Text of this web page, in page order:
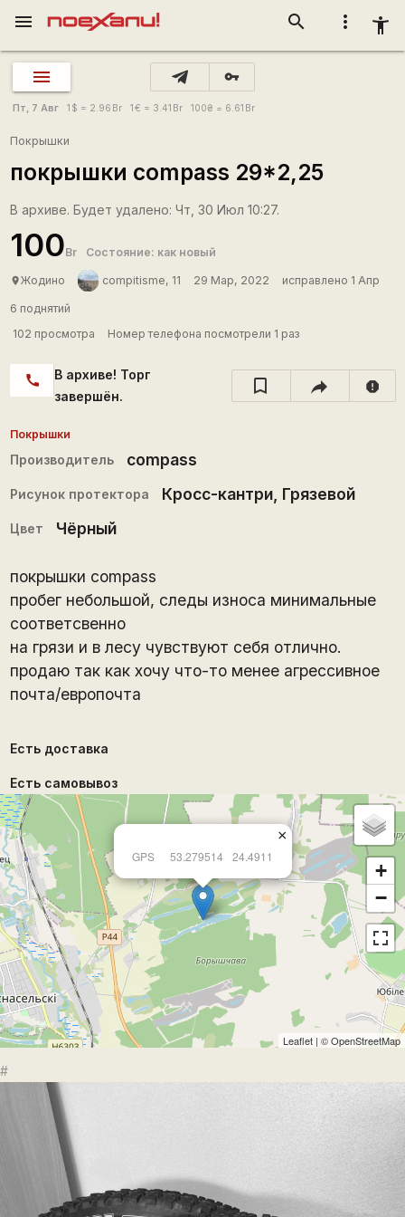
more_vert accessibility_new
search
menu
vpn_key
Пт, 7 Авг 1 $ = 2.96 Br 1€ = 3.41 Br 100₴ = 6.61 Br
Покрышки
покрышки compass 29*2,25
В архиве. Будет удалено: Чт, 30 Июл 10:27.
100Br Состояние: как новый
placeЖодино compitisme, 11 29 Мар, 2022 исправлено 1 Апр
6 поднятий
102 просмотра
Номер телефона посмотрели 1 раз
call
В архиве! Торг
завершён.
report
Покрышки
Производитель compass
Рисунок протектора Кросс-кантри, Грязевой
Цвет Чёрный
покрышки compass
пробег небольшой, следы износа минимальные
соответсвенно
на грязи и в лесу чувствуют себя отлично.
продаю так как хочу что-то менее агрессивное
почта/европочта
Есть доставка
Есть самовывоз
GPS 53.279514 24.4911
×
+
−
Leaflet | ©OpenStreetMap
#